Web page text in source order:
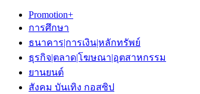
Promotion+
การศึกษา
ธนาคาร|การเงิน|หลักทรัพย์
ธุรกิจ|ตลาด|โฆษณา|อุตสาหกรรม
ยานยนต์
สังคม บันเทิง กอสซิป